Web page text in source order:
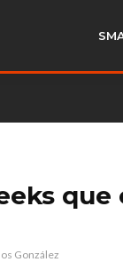
que
González